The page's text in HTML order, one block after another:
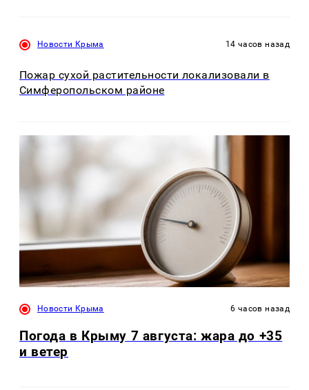
Новости Крыма 14 часов назад
Пожар сухой растительности локализовали в
Симферопольском районе
Новости Крыма 6 часов назад
Погода в Крыму 7 августа: жара до +35
и ветер